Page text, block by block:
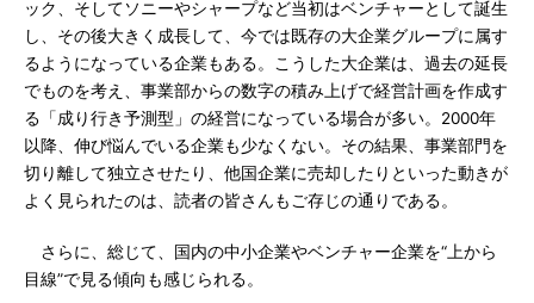
ック、そしてソニーやシャープなど当初はベンチャーとして誕生
し、その後大きく成長して、今では既存の大企業グループに属す
るようになっている企業もある。こうした大企業は、過去の延長
でものを考え、事業部からの数字の積み上げで経営計画を作成す
る「成り行き予測型」の経営になっている場合が多い。2000年
以降、伸び悩んでいる企業も少なくない。その結果、事業部門を
切り離して独立させたり、他国企業に売却したりといった動きが
よく見られたのは、読者の皆さんもご存じの通りである。
さらに、総じて、国内の中小企業やベンチャー企業を“上から
目線”で見る傾向も感じられる。